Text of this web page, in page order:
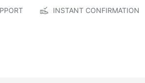
INSTANT CONFIRMATION